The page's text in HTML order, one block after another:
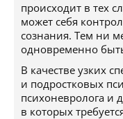
происходит в тех
может себя
сознания. Тем ни
одновременно
В качестве узких
и подростковых
психоневролога и
в которых